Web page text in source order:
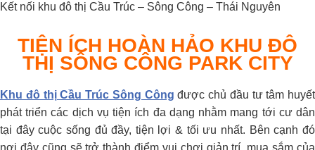
Kết nối khu đô thị Cầu Trúc – Sông Công – Thái Nguyên
TIỆN ÍCH HOÀN HẢO KHU ĐÔ
THỊ SÔNG CÔNG PARK CITY
Khu đô thị Cầu Trúc Sông Công được chủ đầu tư tâm huyết
phát triển các dịch vụ tiện ích đa dạng nhằm mang tới cư dân
tại đây cuộc sống đủ đầy, tiện lợi & tối ưu nhất. Bên cạnh đó
nơi đây cũng sẽ trở thành điểm vui chơi giản trí, mua sắm của